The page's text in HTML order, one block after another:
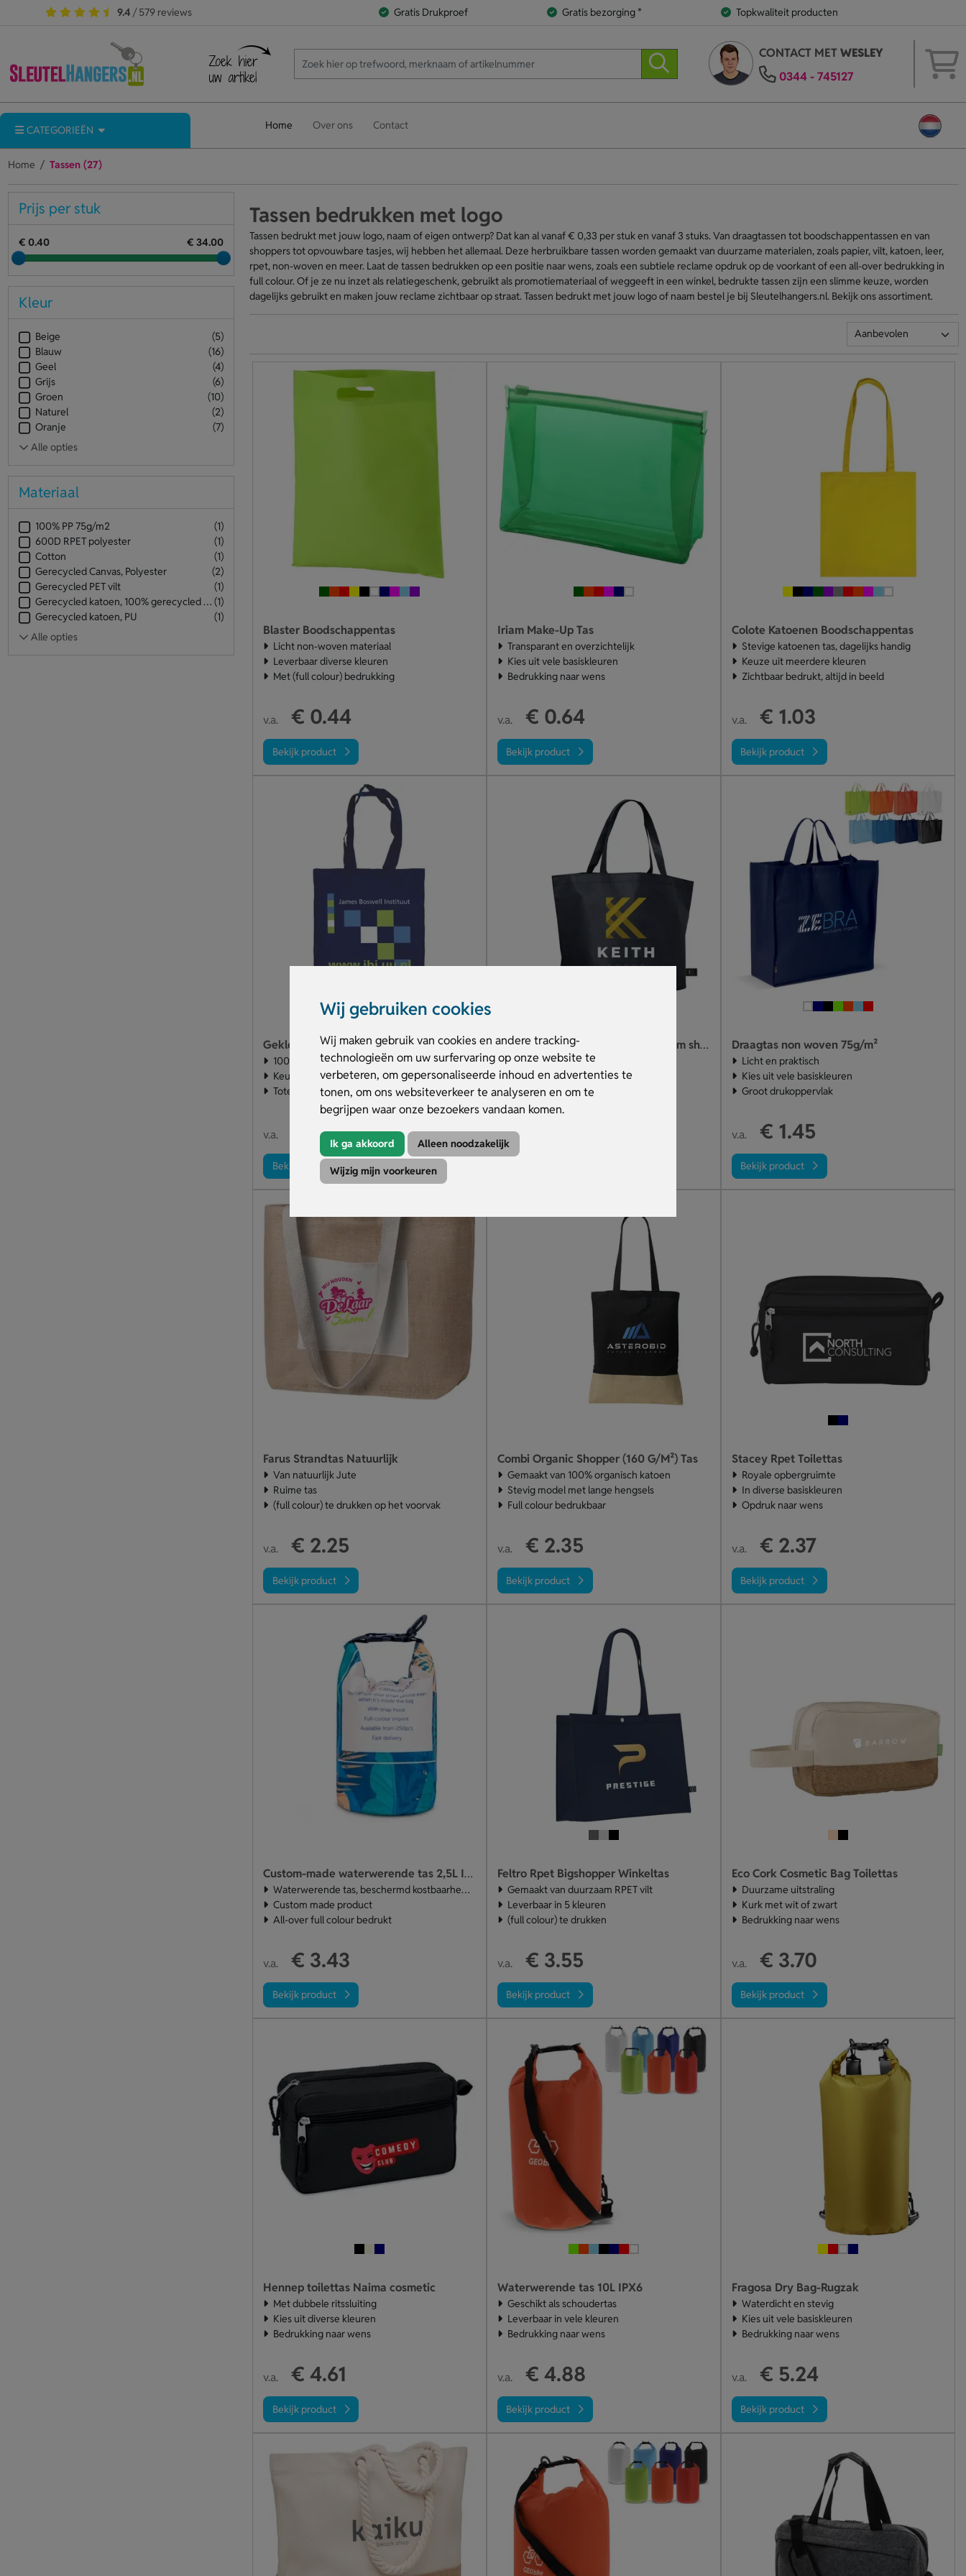
Wij gebruiken cookies
Wij maken gebruik van cookies en andere tracking-
technologieën om uw surfervaring op onze website te
verbeteren, om gepersonaliseerde inhoud en advertenties te
tonen, om ons websiteverkeer te analyseren en om te
begrijpen waar onze bezoekers vandaan komen.
Ik ga akkoord Alleen noodzakelijk
Wijzig mijn voorkeuren
9.4 / 579 reviews Gratis Drukproef Gratis bezorging * Topkwaliteit producten
CONTACT METWESLEY
0344 - 745127
CATEGORIEËN Home Over ons Contact
Home Tassen (27)
Tassen bedrukken met logo
Tassen bedrukt met jouw logo, naam of eigen ontwerp? Dat kan al vanaf € 0,33 per stuk en vanaf 3 stuks. Van draagtassen tot boodschappentassen en van
shoppers tot opvouwbare tasjes, wij hebben het allemaal. Deze herbruikbare tassen worden gemaakt van duurzame materialen, zoals papier, vilt, katoen, leer,
rpet, non-woven en meer. Laat de tassen bedrukken op een positie naar wens, zoals een subtiele reclame opdruk op de voorkant of een all-over bedrukking in
full colour. Of je ze nu inzet als relatiegeschenk, gebruikt als promotiemateriaal of weggeeft in een winkel, bedrukte tassen zijn een slimme keuze, worden
dagelijks gebruikt en maken jouw reclame zichtbaar op straat. Tassen bedrukt met jouw logo of naam bestel je bij Sleutelhangers.nl. Bekijk ons assortiment.
Blaster Boodschappentas
Licht non-woven materiaal
Leverbaar diverse kleuren
Met (full colour) bedrukking
v.a. € 0.44
Bekijk product
Iriam Make-Up Tas
Transparant en overzichtelijk
Kies uit vele basiskleuren
Bedrukking naar wens
v.a. € 0.64
Bekijk product
Colote Katoenen Boodschappentas
Stevige katoenen tas, dagelijks handig
Keuze uit meerdere kleuren
Zichtbaar bedrukt, altijd in beeld
v.a. € 1.03
Bekijk product
Gekleurde tote bag
100% biologisch katoen (140 gr/m²)
Keuze uit meer dan 10 kleuren
Tote bag bedrukt naar wens
v.a. € 1.06
Bekijk product
Royal RPET Shopper Tas – duurzaam shoppen in stijl
Duurzaam en stijlvol herbruikbaar
Keuze uit 4 stijlvolle kleuren
Opdruk, gravure of doming mogelijk
v.a.
Draagtas non woven 75g/m²
Licht en praktisch
Kies uit vele basiskleuren
Groot drukoppervlak
v.a. € 1.45
Bekijk product
Farus Strandtas Natuurlijk
Van natuurlijk Jute
Ruime tas
(full colour) te drukken op het voorvak
v.a. € 2.25
Bekijk product
Combi Organic Shopper (160 G/M²) Tas
Gemaakt van 100% organisch katoen
Stevig model met lange hengsels
Full colour bedrukbaar
v.a. € 2.35
Bekijk product
Stacey Rpet Toilettas
Royale opbergruimte
In diverse basiskleuren
Opdruk naar wens
v.a. € 2.37
Bekijk product
Custom-made waterwerende tas 2,5L IPX6 full-colour
Waterwerende tas, beschermd kostbaarheden
Custom made product
All-over full colour bedrukt
v.a. € 3.43
Bekijk product
Feltro Rpet Bigshopper Winkeltas
Gemaakt van duurzaam RPET vilt
Leverbaar in 5 kleuren
(full colour) te drukken
v.a. € 3.55
Bekijk product
Eco Cork Cosmetic Bag Toilettas
Duurzame uitstraling
Kurk met wit of zwart
Bedrukking naar wens
v.a. € 3.70
Bekijk product
Hennep toilettas Naima cosmetic
Met dubbele ritssluiting
Kies uit diverse kleuren
Bedrukking naar wens
v.a. € 4.61
Bekijk product
Waterwerende tas 10L IPX6
Geschikt als schoudertas
Leverbaar in vele kleuren
Bedrukking naar wens
v.a. € 4.88
Bekijk product
Fragosa Dry Bag-Rugzak
Waterdicht en stevig
Kies uit vele basiskleuren
Bedrukking naar wens
v.a. € 5.24
Bekijk product
Prijs per stuk
€ 0.40 € 34.00
Kleur
Beige
(5)
Blauw
(16)
Geel
(4)
Grijs
(6)
Groen
(10)
Naturel
(2)
Oranje
(7)
Materiaal
100% PP 75g/m2
(1)
600D RPET polyester
(1)
Cotton
(1)
Gerecycled Canvas, Polyester
(2)
Gerecycled PET vilt
(1)
Gerecycled katoen, 100% gerecycled polyester
(1)
Gerecycled katoen, PU
(1)